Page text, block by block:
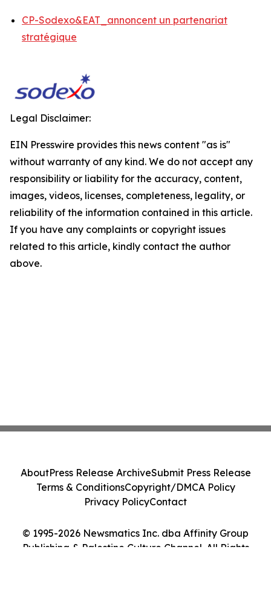
CP-Sodexo&EAT_annoncent un partenariat
stratégique
Legal Disclaimer:
EIN Presswire provides this news content "as is"
without warranty of any kind. We do not accept any
responsibility or liability for the accuracy, content,
images, videos, licenses, completeness, legality, or
reliability of the information contained in this article.
If you have any complaints or copyright issues
related to this article, kindly contact the author
above.
© 1995-2026 Newsmatics Inc. dba Affinity Group
Publishing & Palestine Culture Channel. All Rights
AboutPress Release ArchiveSubmit Press Release
Terms & ConditionsCopyright/DMCA Policy
Privacy PolicyContact